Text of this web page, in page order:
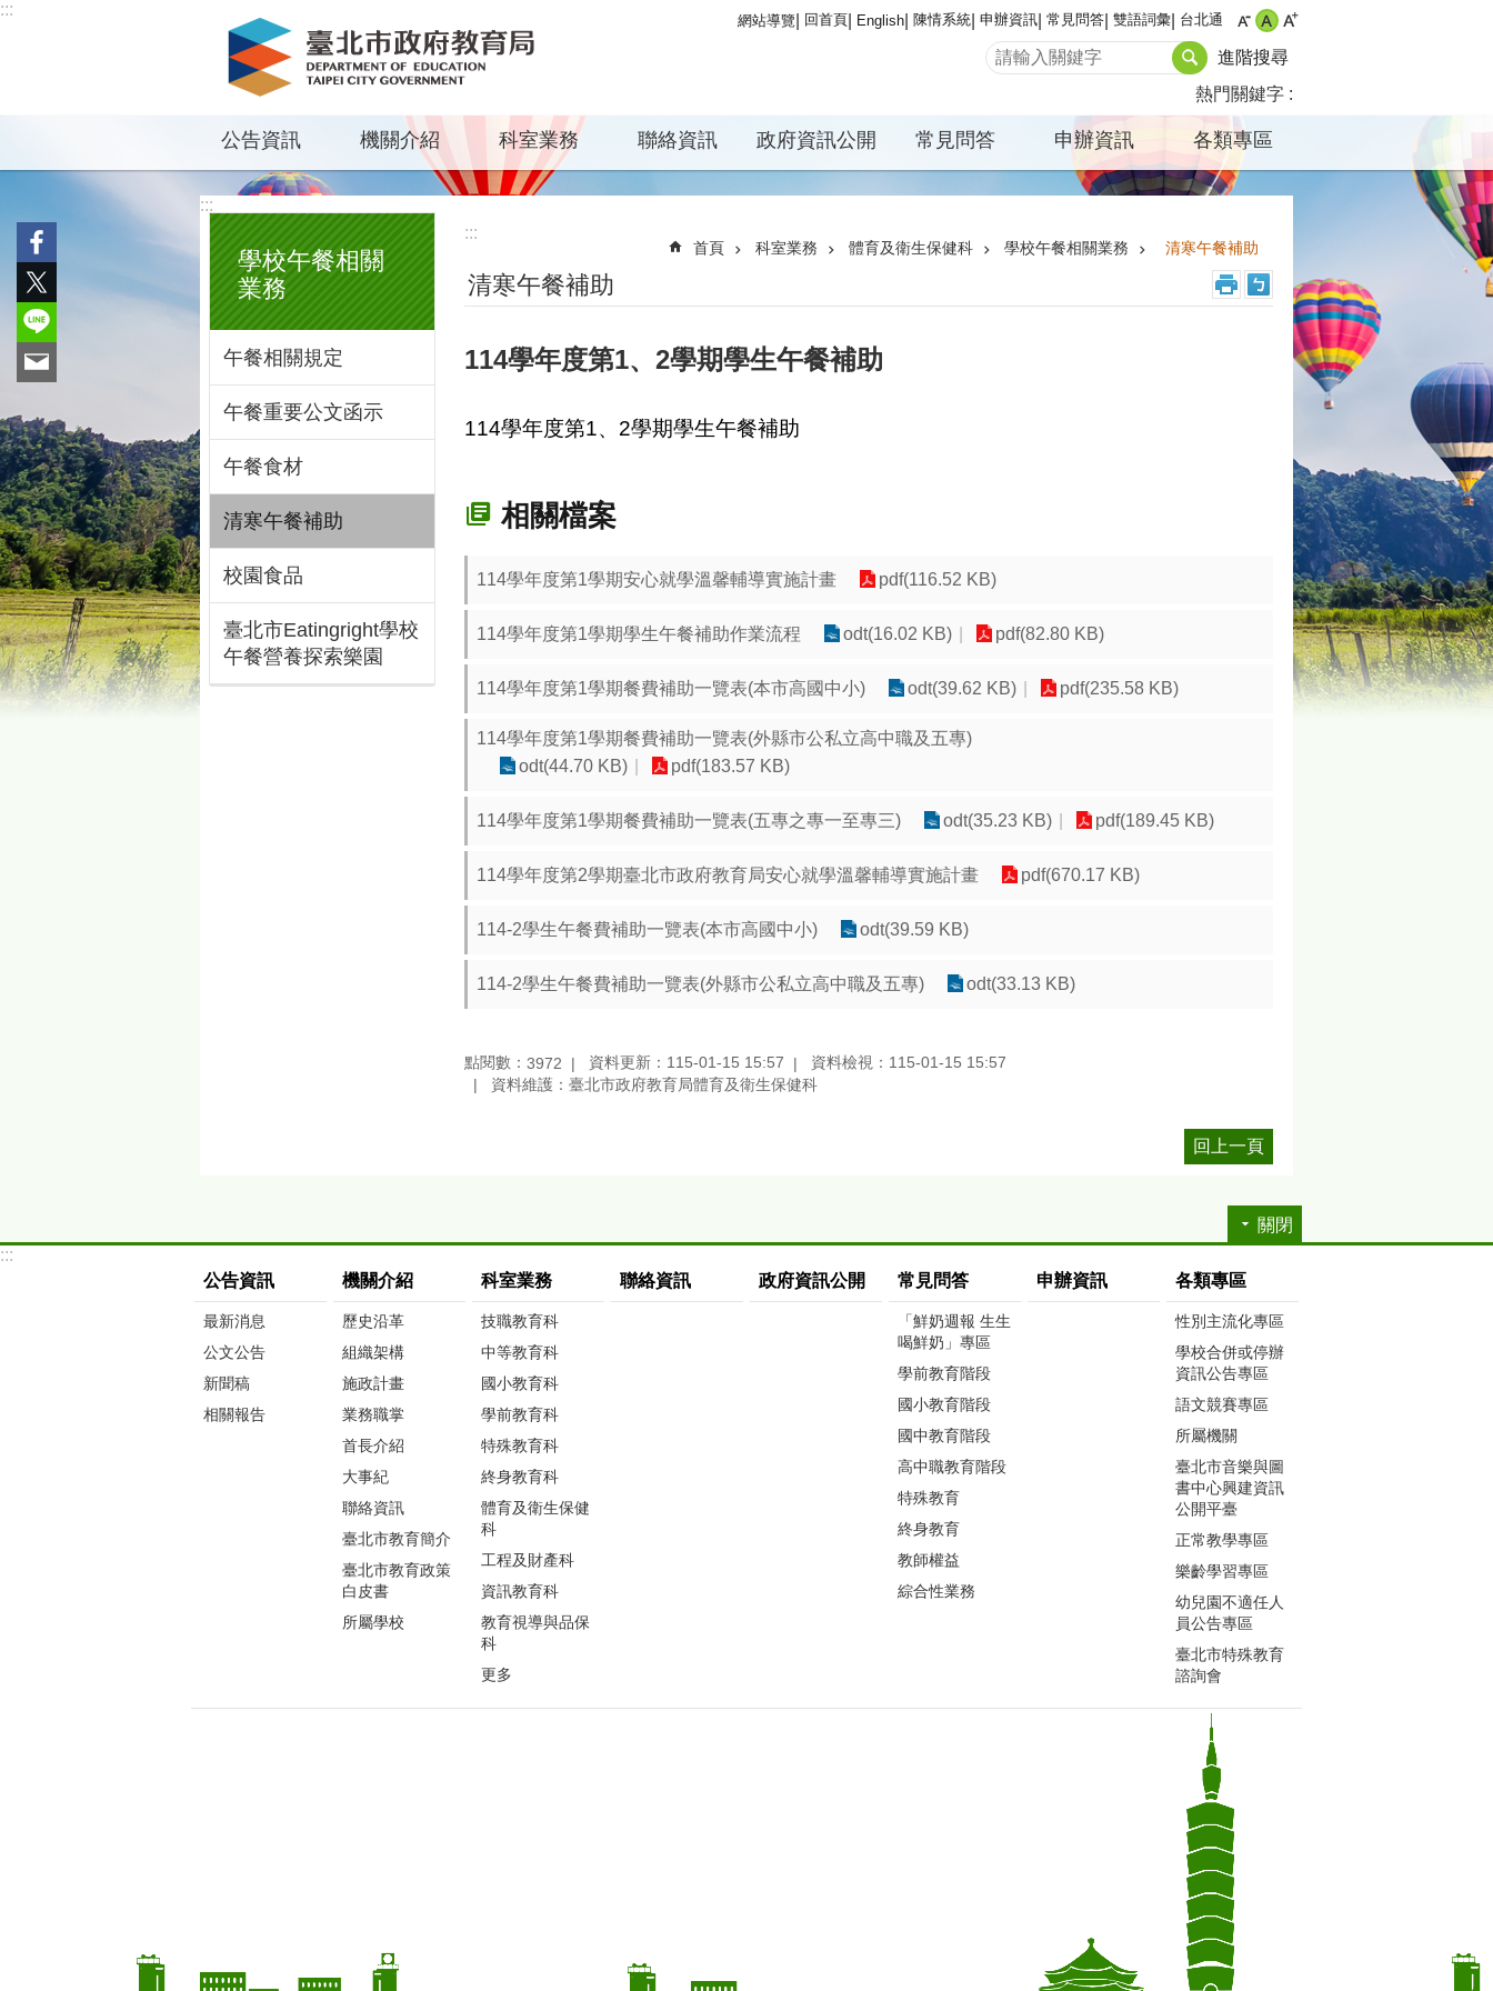
跳到主要內容區塊
:::
網站導覽 回首頁 English 陳情系統 申辦資訊 常見問答 雙語詞彙 台北通
進階搜尋
熱門關鍵字
公告資訊 機關介紹 科室業務 聯絡資訊 政府資訊公開 常見問答 申辦資訊 各類專區
:::
學校午餐相關
業務
午餐相關規定
午餐重要公文函示
午餐食材
清寒午餐補助
校園食品
臺北市Eatingright學校
午餐營養探索樂園
:::
首頁 科室業務 體育及衛生保健科 學校午餐相關業務 清寒午餐補助
清寒午餐補助
114學年度第1、2學期學生午餐補助
114學年度第1、2學期學生午餐補助
相關檔案
114學年度第1學期安心就學溫馨輔導實施計畫 pdf(116.52 KB)
114學年度第1學期學生午餐補助作業流程 odt(16.02 KB) pdf(82.80 KB)
114學年度第1學期餐費補助一覽表(本市高國中小) odt(39.62 KB) pdf(235.58 KB)
114學年度第1學期餐費補助一覽表(外縣市公私立高中職及五專)
odt(44.70 KB)
pdf(183.57 KB)
114學年度第1學期餐費補助一覽表(五專之專一至專三) odt(35.23 KB) pdf(189.45 KB)
114學年度第2學期臺北市政府教育局安心就學溫馨輔導實施計畫 pdf(670.17 KB)
114-2學生午餐費補助一覽表(本市高國中小) odt(39.59 KB)
114-2學生午餐費補助一覽表(外縣市公私立高中職及五專) odt(33.13 KB)
點閱數： 3972 資料更新：115-01-15 15:57
資料檢視：115-01-15 15:57
資料維護：臺北市政府教育局體育及衛生保健科
回上一頁
關閉
:::
公告資訊
最新消息
公文公告
新聞稿
相關報告
機關介紹
歷史沿革
組織架構
施政計畫
業務職掌
首長介紹
大事紀
聯絡資訊
臺北市教育簡介
臺北市教育政策
白皮書
所屬學校
科室業務
技職教育科
中等教育科
國小教育科
學前教育科
特殊教育科
終身教育科
體育及衛生保健
科
工程及財產科
資訊教育科
教育視導與品保
科
更多
聯絡資訊 政府資訊公開 常見問答
「鮮奶週報 生生
喝鮮奶」專區
學前教育階段
國小教育階段
國中教育階段
高中職教育階段
特殊教育
終身教育
教師權益
綜合性業務
申辦資訊 各類專區
性別主流化專區
學校合併或停辦
資訊公告專區
語文競賽專區
所屬機關
臺北市音樂與圖
書中心興建資訊
公開平臺
正常教學專區
樂齡學習專區
幼兒園不適任人
員公告專區
臺北市特殊教育
諮詢會